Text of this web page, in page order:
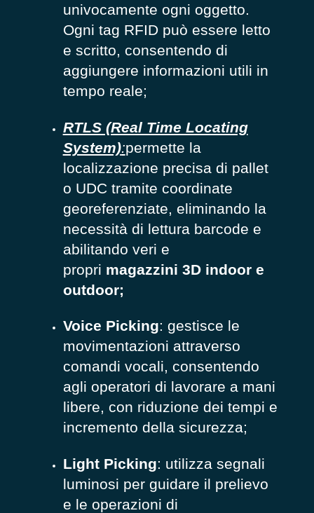
univocamente ogni oggetto.
Ogni tag RFID può essere letto
e scritto, consentendo di
aggiungere informazioni utili in
tempo reale;
RTLS (Real Time Locating
System):permette la
localizzazione precisa di pallet
o UDC tramite coordinate
georeferenziate, eliminando la
necessità di lettura barcode e
abilitando veri e
propri magazzini 3D indoor e
outdoor;
Voice Picking: gestisce le
movimentazioni attraverso
comandi vocali, consentendo
agli operatori di lavorare a mani
libere, con riduzione dei tempi e
incremento della sicurezza;
Light Picking: utilizza segnali
luminosi per guidare il prelievo
e le operazioni di